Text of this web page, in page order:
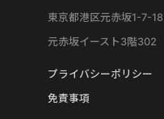
東京都港区元赤坂1-7-18
元赤坂イースト3階302
プライバシーポリシー
免責事項